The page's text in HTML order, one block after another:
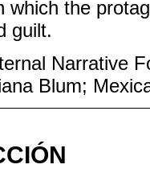
which the
guilt.
Narrative
Blum;